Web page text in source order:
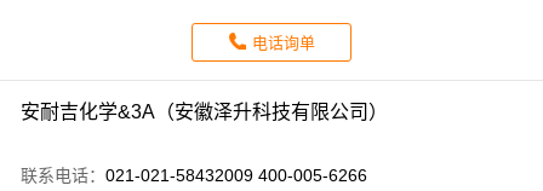
电话询单
安耐吉化学&3A（安徽泽升科技有限公司）
联系电话： 021-021-58432009 400-005-6266